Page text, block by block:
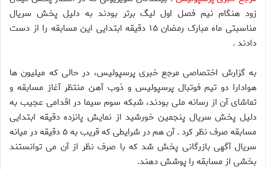
زود هنگام نیم فصل اول لیگ برتر بودند به دلیل پخش سریال
مناسبتی ماه مبارک رمضان ۱۵ دقیقه ابتدایی این مسابقه را از دست
دادند .
به گزارش اختصاصی مرجع خبری پرسپولیس، در حالی که میلیون ها
هوادارا دو تیم فوتبال پرسپولیس و ذوب آهن منتظر آغاز مسابقه و
تماشای آن از رسانه ملی بودند، شبکه سوم سیما در اقدامی عجیب به
دلیل پخش سریال پنجمین خورشید از نمایش پانزده دقیقه ابتدایی
مسابقه صرف نظر کرد . آن هم در شرایطی که قریب به ۵ دقیقه در میانه
سریال آگهی بازرگانی پخش شد که با صرف نظر از آن می توانستند
بخشی از مسابقه را پوشش دهند.